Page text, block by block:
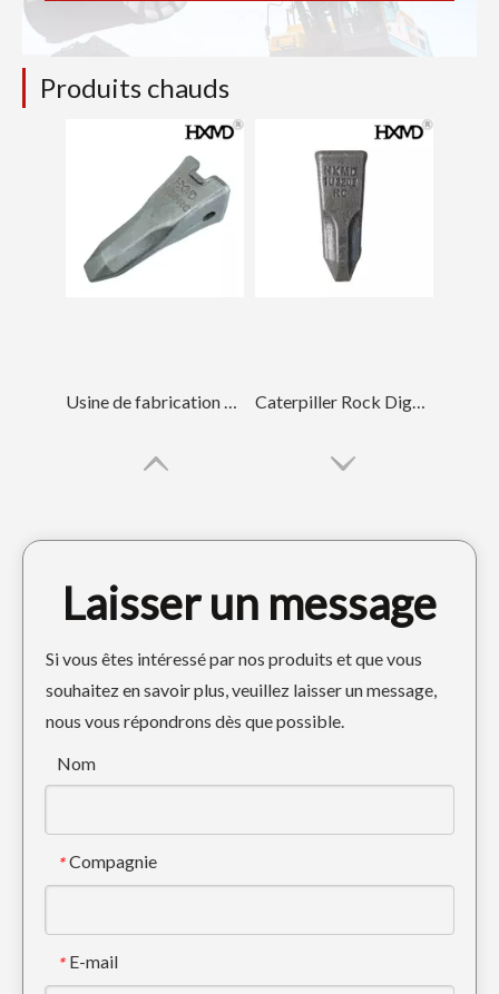
Produits chauds
Dents de pelle garanties Volvo Rock V210RC
Laisser un message
Si vous êtes intéressé par nos produits et que vous
souhaitez en savoir plus, veuillez laisser un message,
nous vous répondrons dès que possible.
Nom
* Compagnie
* E-mail